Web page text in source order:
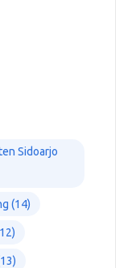
Sidoarjo
(14)